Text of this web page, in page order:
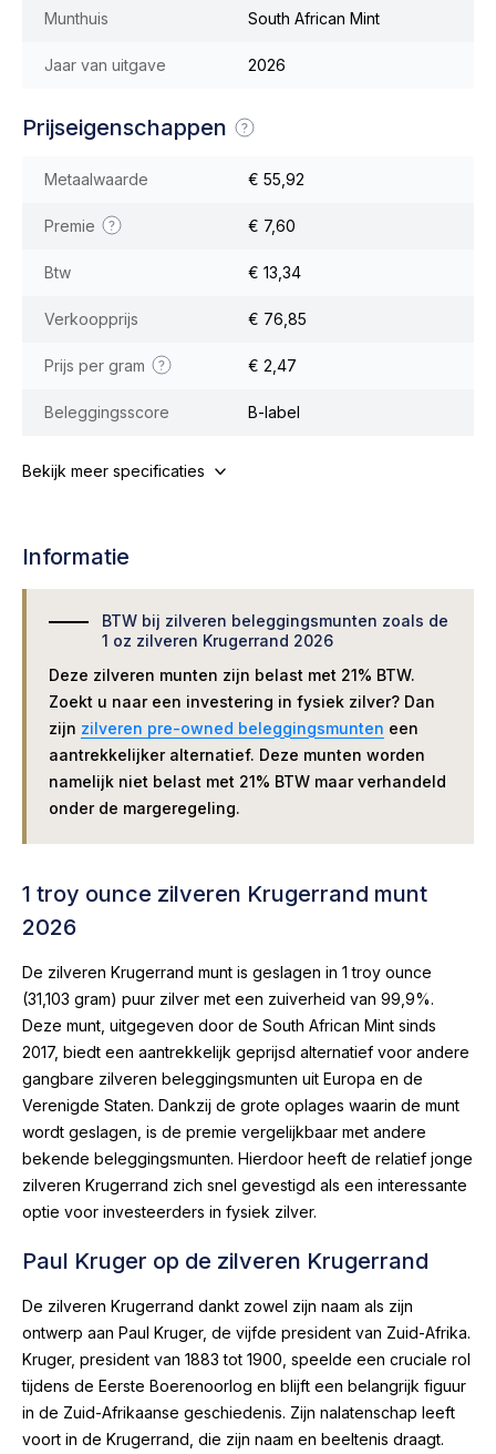
Munthuis South African Mint
Jaar van uitgave 2026
Prijseigenschappen
Metaalwaarde € 55,92
Premie € 7,60
Btw € 13,34
Verkoopprijs € 76,85
Prijs per gram € 2,47
Beleggingsscore B-label
Bekijk meer specificaties
Informatie
BTW bij zilveren beleggingsmunten zoals de
1 oz zilveren Krugerrand 2026
Deze zilveren munten zijn belast met 21% BTW.
Zoekt u naar een investering in fysiek zilver? Dan
zijn zilveren pre-owned beleggingsmunten een
aantrekkelijker alternatief. Deze munten worden
namelijk niet belast met 21% BTW maar verhandeld
onder de margeregeling.
1 troy ounce zilveren Krugerrand munt
2026
De zilveren Krugerrand munt is geslagen in 1 troy ounce
(31,103 gram) puur zilver met een zuiverheid van 99,9%.
Deze munt, uitgegeven door de South African Mint sinds
2017, biedt een aantrekkelijk geprijsd alternatief voor andere
gangbare zilveren beleggingsmunten uit Europa en de
Verenigde Staten. Dankzij de grote oplages waarin de munt
wordt geslagen, is de premie vergelijkbaar met andere
bekende beleggingsmunten. Hierdoor heeft de relatief jonge
zilveren Krugerrand zich snel gevestigd als een interessante
optie voor investeerders in fysiek zilver.
Paul Kruger op de zilveren Krugerrand
De zilveren Krugerrand dankt zowel zijn naam als zijn
ontwerp aan Paul Kruger, de vijfde president van Zuid-Afrika.
Kruger, president van 1883 tot 1900, speelde een cruciale rol
tijdens de Eerste Boerenoorlog en blijft een belangrijk figuur
in de Zuid-Afrikaanse geschiedenis. Zijn nalatenschap leeft
voort in de Krugerrand, die zijn naam en beeltenis draagt.